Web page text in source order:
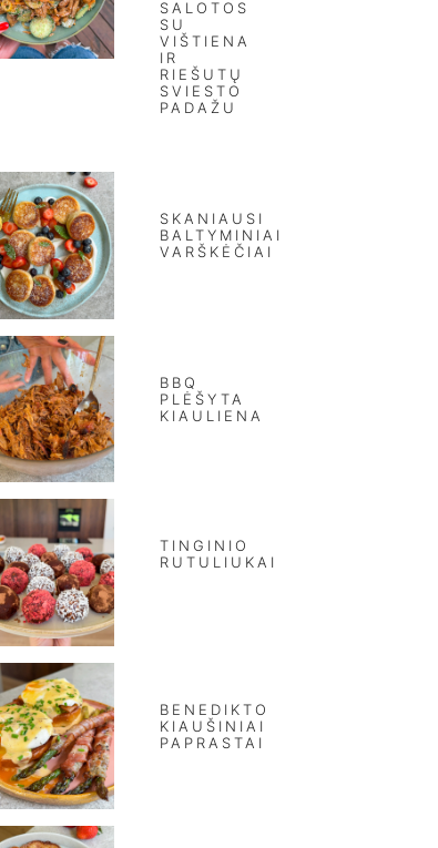
SALOTOS
SU
VIŠTIENA
IR
RIEŠUTŲ
SVIESTO
PADAŽU
SKANIAUSI
BALTYMINIAI
VARŠKĖČIAI
BBQ
PLĖŠYTA
KIAULIENA
TINGINIO
RUTULIUKAI
BENEDIKTO
KIAUŠINIAI
PAPRASTAI